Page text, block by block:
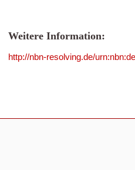
Weitere Information:
http://nbn-resolving.de/